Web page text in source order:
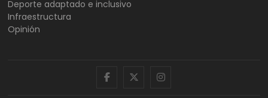
Deporte adaptado e inclusivo
Infraestructura
Opinión
facebooktwitterinstagram